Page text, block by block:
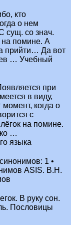
кто
о нем
сущ. со знач.
на помине. А
прийти… Да вот
… Учебный
при
в виду,
момент, когда о
с
на помине.
…
языка
1 •
ASIS. В.Н.
В руку сон.
Пословицы